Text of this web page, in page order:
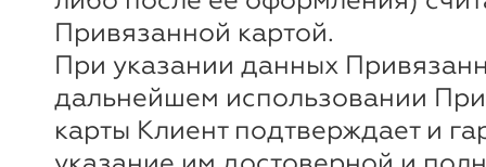
Привязанной картой.
При указании данных
дальнейшем использовании
карты Клиент подтверждает и